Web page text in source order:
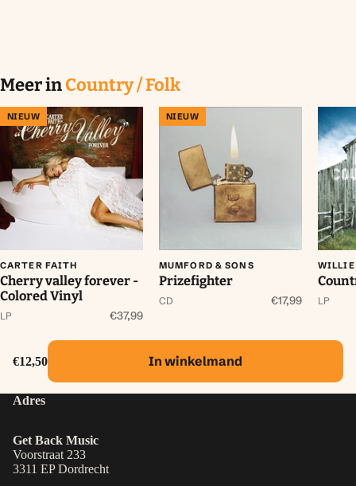
Meer inCountry / Folk
NIEUW
CARTER FAITH
Cherry valley forever -
Colored Vinyl
LP €37,99
NIEUW
MUMFORD & SONS
Prizefighter
CD €17,99
WILLIE
LP
€12,50 In winkelmand
Adres
Get Back Music
Voorstraat 233
3311 EP Dordrecht